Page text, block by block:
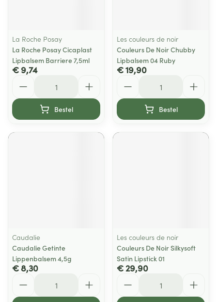
La Roche Posay
La Roche Posay Cicaplast
Lipbalsem Barriere 7,5ml
€ 9,74
Bestel
Les couleurs de noir
Couleurs De Noir Chubby
Lipbalsem 04 Ruby
€ 19,90
Bestel
Caudalie
Caudalie Getinte
Lippenbalsem 4,5g
€ 8,30
Les couleurs de noir
Couleurs De Noir Silkysoft
Satin Lipstick 01
€ 29,90